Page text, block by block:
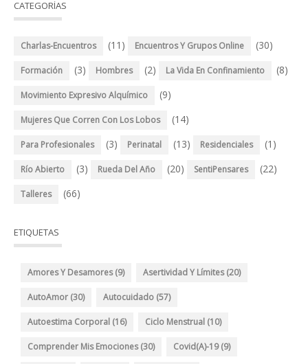
CATEGORÍAS
Charlas-Encuentros (11) Encuentros Y Grupos Online (30)
Formación (3) Hombres (2) La Vida En Confinamiento (8)
Movimiento Expresivo Alquímico (9)
Mujeres Que Corren Con Los Lobos (14)
Para Profesionales (3) Perinatal (13) Residenciales (1)
Río Abierto (3) Rueda Del Año (20) SentiPensares (22)
Talleres (66)
ETIQUETAS
Amores Y Desamores(9) Asertividad Y Límites(20)
AutoAmor (30) Autocuidado (57)
Autoestima Corporal (16) Ciclo Menstrual (10)
Comprender Mis Emociones(30) Covid(A)-19(9)